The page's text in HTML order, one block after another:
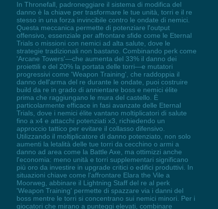
In Thronefall, padroneggiare il sistema di modifica del
danno è la chiave per trasformare le tue unità, torri e il re
stesso in una forza invincibile contro le ondate di nemici.
Questa meccanica permette di potenziare l'output
offensivo, essenziale per affrontare sfide come le Eternal
Trials o missioni con nemici ad alta salute, dove le
strategie tradizionali non bastano. Combinando perk come
'Arcane Towers'—che aumenta del 33% il danno dei
proiettili e del 20% la portata delle torri—e mutatori
progressivi come 'Weapon Training', che raddoppia il
danno dell'arma del re durante le ondate, puoi costruire
build da re in grado di annientare boss e nemici élite
prima che raggiungano le mura del castello. È
particolarmente efficace in fasi avanzate delle Eternal
Trials, dove i nemici élite vantano moltiplicatori di salute
fino a x4 e attacchi potenziati x3, richiedendo un
approccio tattico per evitare il collasso difensivo.
Utilizzando il moltiplicatore di danno potenziato, non solo
aumenti la letalità delle tue torri da cecchino o armi a
danno ad area come la Battle Axe, ma ottimizzi anche
l'economia: meno unità e torri supplementari significano
più oro da investire in upgrade critici o edifici produttivi. In
situazioni chiave come l'affrontare Elara the Vile a
Moorweg, abbinare il Lightning Staff del re al perk
'Weapon Training' permette di spazzare via i danni del
boss mentre le torri si concentrano sui nemici minori. Per i
giocatori che mirano a punteggi elevati, combinare